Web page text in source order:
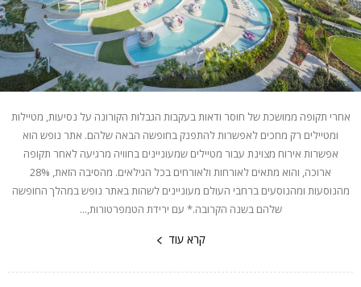
אחרי תקופה ממושכת של חוסר ודאות בעקבות הגבלות הקורונה על נסיעות, מטיילות
ומטיילים רק מחכים לאפשרות להתפנק בחופשה הבאה שלהם. אתר נופש הוא
אפשרות אירוח מצוינת עבור מטיילים שמעוניינים בחוויה מרגיעה לאחר תקופה
ארוכה, והוא מתאים לאורחות ולאורחים בכל הגילאים. מהסיבה הזאת, 28%
מהנוסעות ומהנוסעים ברחבי העולם מעוניינים לשהות באתר נופש במהלך החופשה
שלהם בשנה הקרובה.* עם ירידת הטמפרטורות,...
קרא עוד